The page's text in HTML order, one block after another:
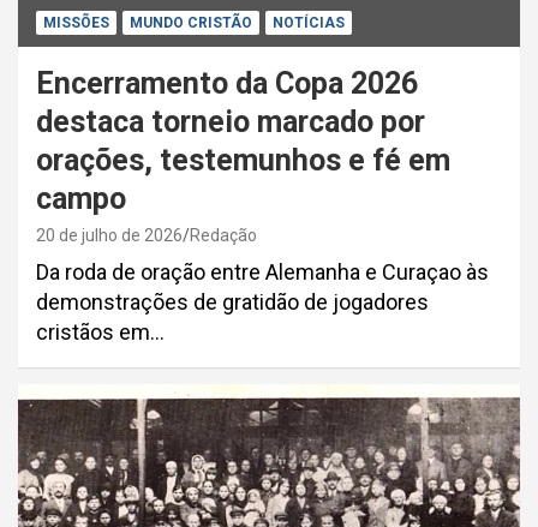
MISSÕES MUNDO CRISTÃO NOTÍCIAS
Encerramento da Copa 2026
destaca torneio marcado por
orações, testemunhos e fé em
campo
20 de julho de 2026 Redação
Da roda de oração entre Alemanha e Curaçao às
demonstrações de gratidão de jogadores
cristãos em…